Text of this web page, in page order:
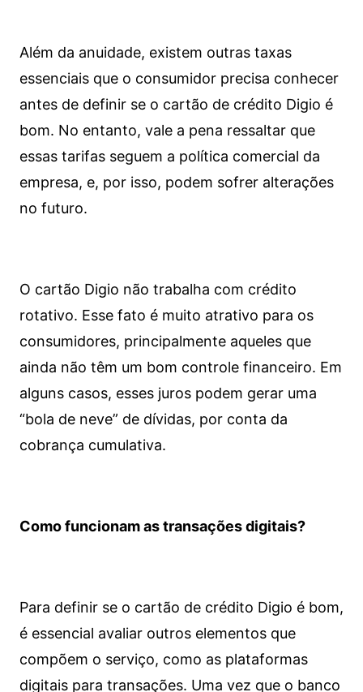
Além da anuidade, existem outras taxas
essenciais que o consumidor precisa conhecer
antes de definir se o cartão de crédito Digio é
bom. No entanto, vale a pena ressaltar que
essas tarifas seguem a política comercial da
empresa, e, por isso, podem sofrer alterações
no futuro.
O cartão Digio não trabalha com crédito
rotativo. Esse fato é muito atrativo para os
consumidores, principalmente aqueles que
ainda não têm um bom controle financeiro. Em
alguns casos, esses juros podem gerar uma
“bola de neve” de dívidas, por conta da
cobrança cumulativa.
Como funcionam as transações digitais?
Para definir se o cartão de crédito Digio é bom,
é essencial avaliar outros elementos que
compõem o serviço, como as plataformas
digitais para transações. Uma vez que o banco